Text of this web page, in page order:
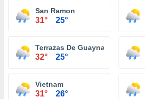
San Ramon
31° 25°
Terrazas De Guaynabo
32° 25°
Vietnam
31° 26°